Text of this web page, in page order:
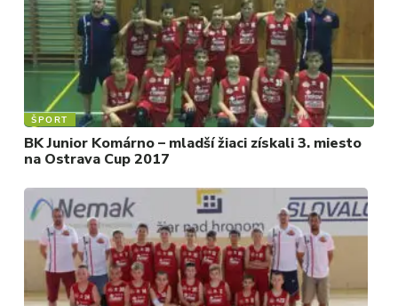
ŠPORT
BK Junior Komárno – mladší žiaci získali 3. miesto
na Ostrava Cup 2017